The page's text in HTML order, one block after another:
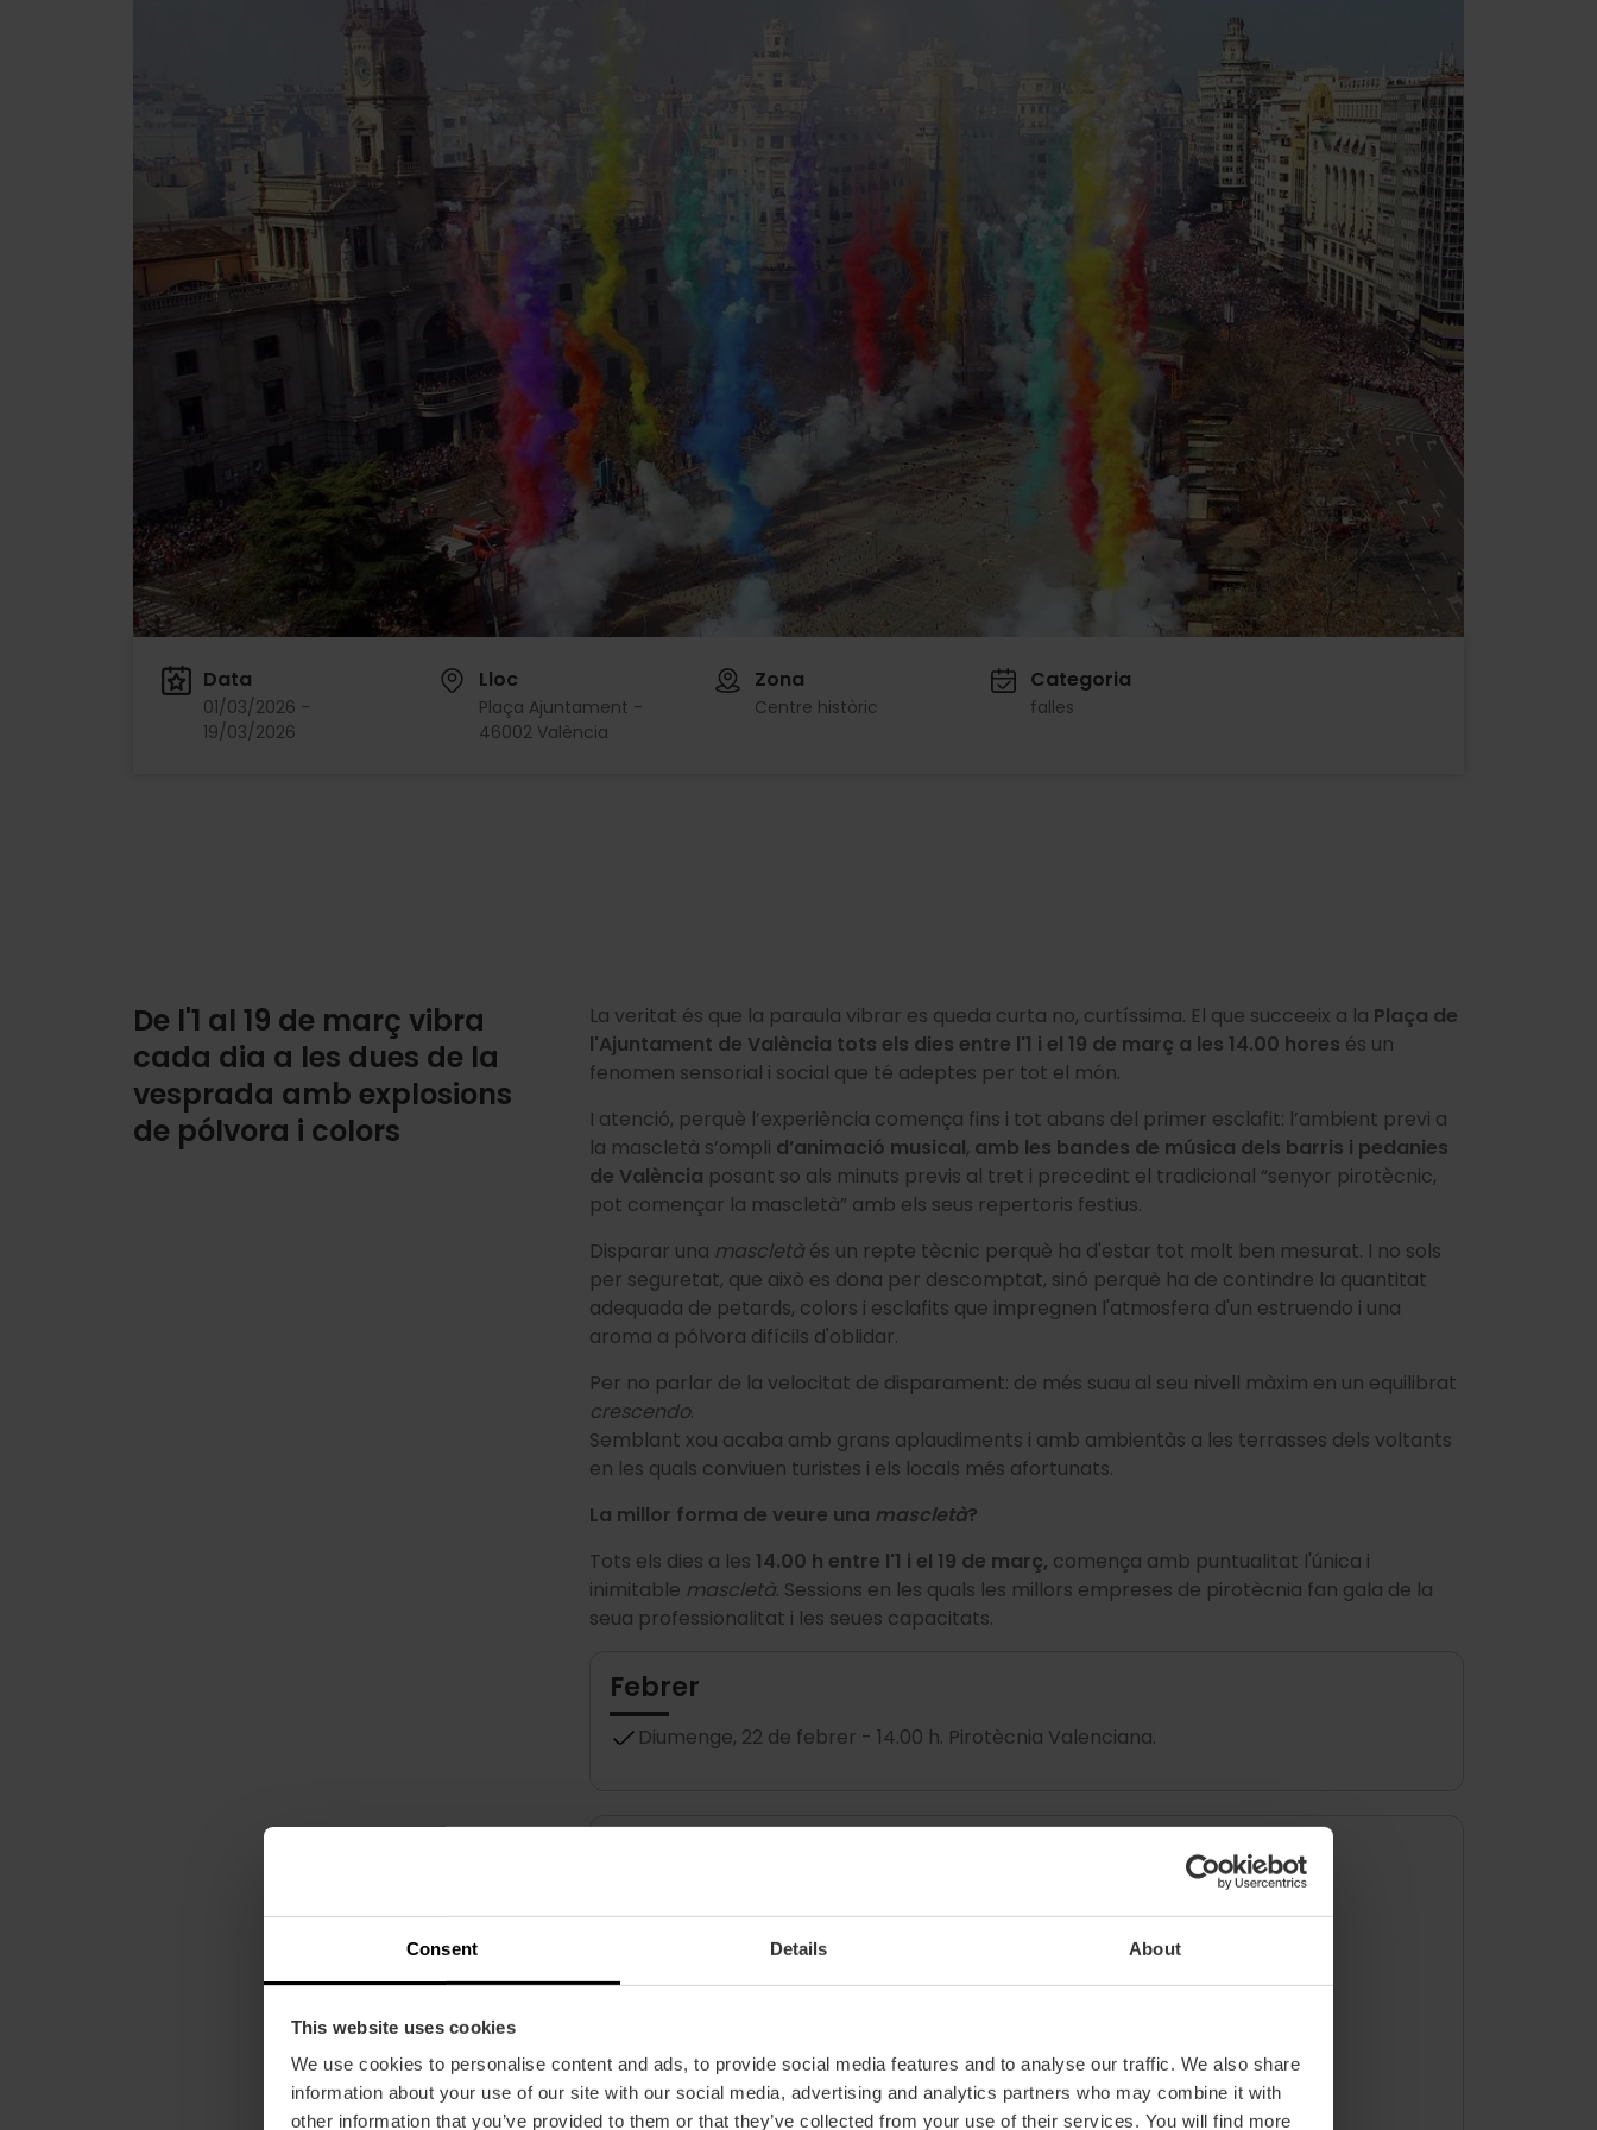
Consent Details About
This website uses cookies
We use cookies to personalise content and ads, to provide social media features and to analyse our traffic. We also share
information about your use of our site with our social media, advertising and analytics partners who may combine it with
other information that you’ve provided to them or that they’ve collected from your use of their services. You will find more
Data
01/03/2026 -
19/03/2026
Lloc
Plaça Ajuntament -
46002 València
Zona
Centre històric
Categoria
falles
De l'1 al 19 de març vibra
cada dia a les dues de la
vesprada amb explosions
de pólvora i colors
La veritat és que la paraula vibrar es queda curta no, curtíssima. El que succeeix a la Plaça de
l'Ajuntament de València tots els dies entre l'1 i el 19 de març a les 14.00 hores és un
fenomen sensorial i social que té adeptes per tot el món.
I atenció, perquè l’experiència comença fins i tot abans del primer esclafit: l’ambient previ a
la mascletà s’ompli d’animació musical, amb les bandes de música dels barris i pedanies
de València posant so als minuts previs al tret i precedint el tradicional “senyor pirotècnic,
pot començar la mascletà” amb els seus repertoris festius.
Disparar una mascletà és un repte tècnic perquè ha d'estar tot molt ben mesurat. I no sols
per seguretat, que això es dona per descomptat, sinó perquè ha de contindre la quantitat
adequada de petards, colors i esclafits que impregnen l'atmosfera d'un estruendo i una
aroma a pólvora difícils d'oblidar.
Per no parlar de la velocitat de disparament: de més suau al seu nivell màxim en un equilibrat
crescendo.
Semblant xou acaba amb grans aplaudiments i amb ambientàs a les terrasses dels voltants
en les quals conviuen turistes i els locals més afortunats.
La millor forma de veure una mascletà?
Tots els dies a les 14.00 h entre l'1 i el 19 de març, comença amb puntualitat l'única i
inimitable mascletà. Sessions en les quals les millors empreses de pirotècnia fan gala de la
seua professionalitat i les seues capacitats.
Febrer
Diumenge, 22 de febrer - 14.00 h. Pirotècnia Valenciana.
Dilluns, 2 de març - 14.00 h. Pirotècnia Hnos Sirvent.
Dimecres, 4 de març - 14.00 h. Pirotècnia Dragón.